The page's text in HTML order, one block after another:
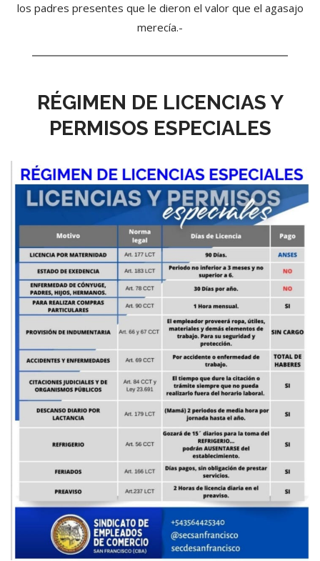
los padres presentes que le dieron el valor que el agasajo
merecía.-
RÉGIMEN DE LICENCIAS Y
PERMISOS ESPECIALES